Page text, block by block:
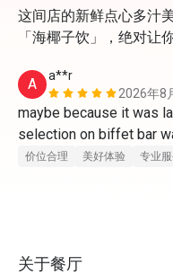
这间店的新鲜点心多汁
「海椰子饮」，绝对让
A
a**r
2026年8
maybe because it was
selection on biffet bar
the ala carte buffet was
价位合理 美好体验 专业
关于餐厅